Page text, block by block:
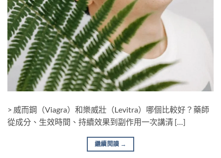
> 威而鋼（Viagra）和樂威壯（Levitra）哪個比較好？藥師
從成分、生效時間、持續效果到副作用一次講清 […]
繼續閱讀 →